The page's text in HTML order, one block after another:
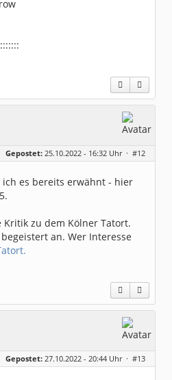
Gepostet: 25.10.2022 - 16:32 Uhr · #12
es bereits erwähnt - hier
Kritik zu dem Kölner Tatort.
an. Wer Interesse
Gepostet: 27.10.2022 - 20:44 Uhr · #13